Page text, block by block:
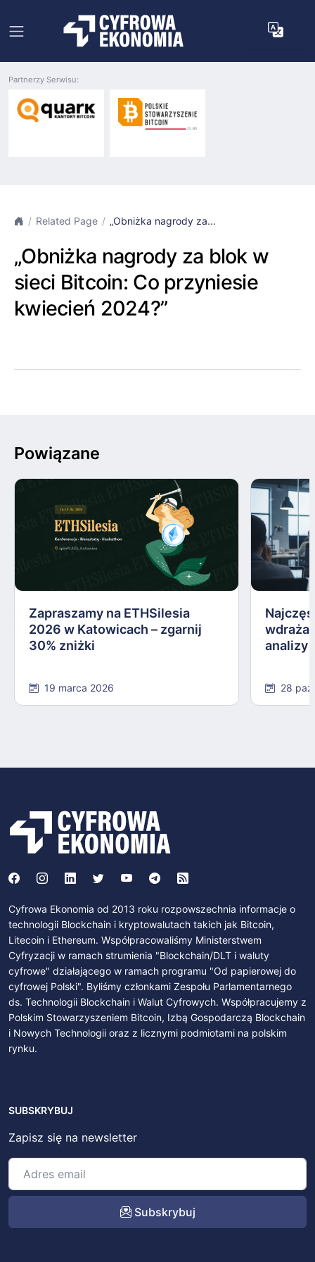
Partnerzy Serwisu:
Related Page „Obniżka nagrody za...
„Obniżka nagrody za blok w
sieci Bitcoin: Co przyniesie
kwiecień 2024?”
Powiązane
Zapraszamy na ETHSilesia
2026 w Katowicach – zgarnij
30% zniżki
19 marca 2026
analizy
28
Cyfrowa Ekonomia od 2013 roku rozpowszechnia informacje o
technologii Blockchain i kryptowalutach takich jak Bitcoin,
Litecoin i Ethereum. Współpracowaliśmy Ministerstwem
Cyfryzacji w ramach strumienia "Blockchain/DLT i waluty
cyfrowe" działającego w ramach programu "Od papierowej do
cyfrowej Polski". Byliśmy członkami Zespołu Parlamentarnego
ds. Technologii Blockchain i Walut Cyfrowych. Współpracujemy z
Polskim Stowarzyszeniem Bitcoin, Izbą Gospodarczą Blockchain
i Nowych Technologii oraz z licznymi podmiotami na polskim
rynku.
SUBSKRYBUJ
Zapisz się na newsletter
Subskrybuj